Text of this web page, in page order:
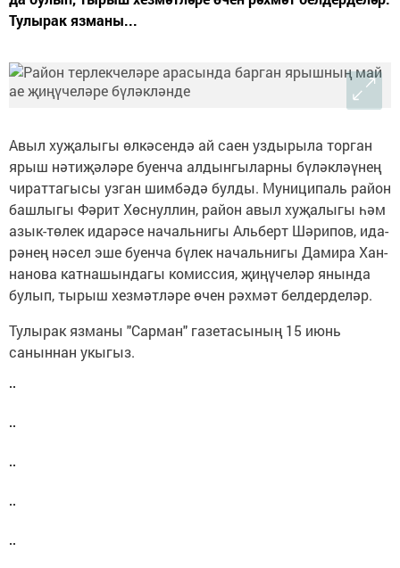
Тулырак язманы...
Авыл ху­җа­лы­гы өл­кә­сен­дә ай са­ен уз­ды­ры­ла тор­ган
ярыш нә­ти­җә­лә­ре бу­ен­ча ал­дын­гы­лар­ны бү­ләк­ләү­нең
чи­рат­та­гы­сы уз­ган шим­бә­дә бул­ды. Му­ни­ци­паль ра­йон
баш­лы­гы Фә­рит Хөс­нул­лин, ра­йон авыл ху­җа­лы­гы һәм
азык-тө­лек ида­рә­се на­чаль­ни­гы Аль­берт Шә­ри­пов, ида­
рә­нең нә­сел эше бу­ен­ча бү­лек на­чаль­ни­гы Да­ми­ра Хан­
на­но­ва кат­на­шын­да­гы ко­мис­сия, җи­ңү­че­ләр янын­да
бу­лып, ты­рыш хез­мәт­лә­ре өчен рәх­мәт бел­дер­де­ләр.
Тулырак язманы "Сарман" газетасының 15 июнь
саныннан укыгыз.